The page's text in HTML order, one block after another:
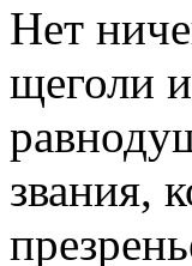
Нет
ще­голи
звания,